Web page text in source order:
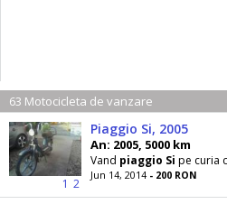
63 Motocicleta de vanzare
1 2
Piaggio Si, 2005
An: 2005, 5000 km
Vand piaggio Si pe curia
Jun 14, 2014 - 200 RON